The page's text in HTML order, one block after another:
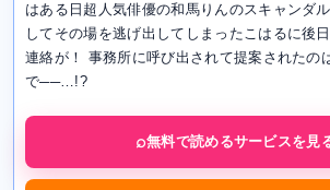
はある日超人気俳優の和馬りんのスキャンダ
してその場を逃げ出してしまったこはるに後
連絡が！ 事務所に呼び出されて提案されたの
で──…!?
無料で読めるサービスを見